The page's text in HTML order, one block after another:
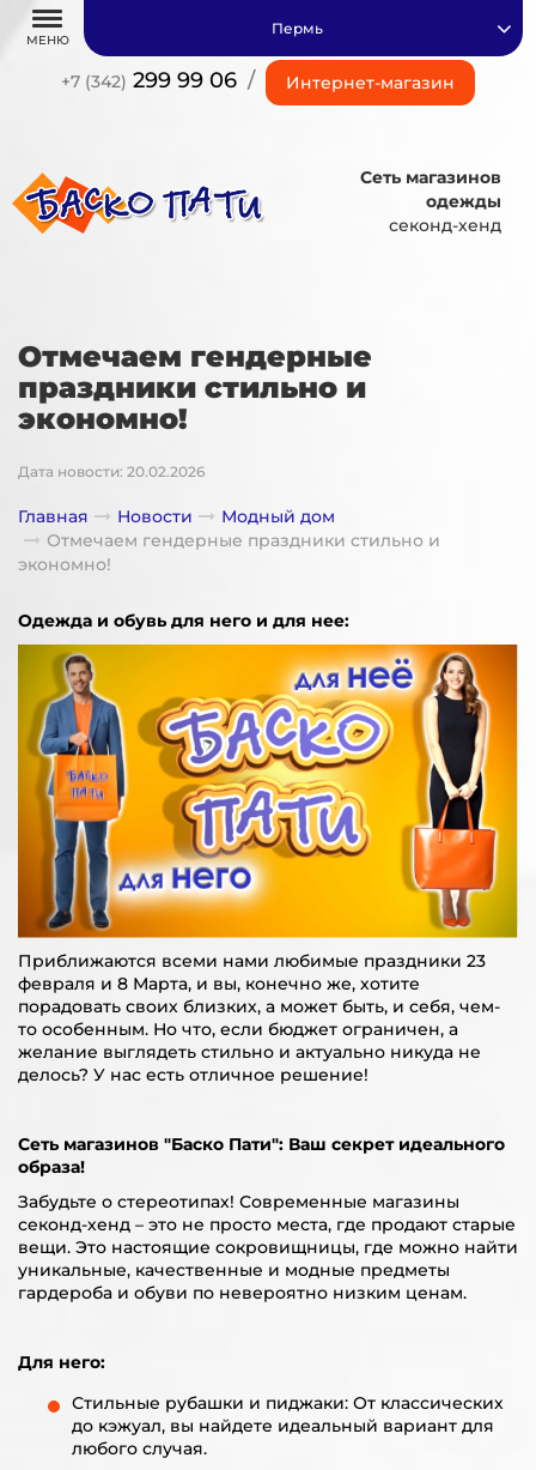
МЕНЮ
+7 (342) 299 99 06 / Интернет-магазин
Пермь
Сеть магазинов
одежды
секонд-хенд
Отмечаем гендерные
праздники стильно и
экономно!
Дата новости: 20.02.2026
Главная Новости
Модный дом
Отмечаем гендерные праздники стильно и
экономно!
Одежда и обувь для него и для нее:
Приближаются всеми нами любимые праздники 23
февраля и 8 Марта, и вы, конечно же, хотите
порадовать своих близких, а может быть, и себя, чем-
то особенным. Но что, если бюджет ограничен, а
желание выглядеть стильно и актуально никуда не
делось? У нас есть отличное решение!
Сеть магазинов "Баско Пати": Ваш секрет идеального
образа!
Забудьте о стереотипах! Современные магазины
секонд-хенд – это не просто места, где продают старые
вещи. Это настоящие сокровищницы, где можно найти
уникальные, качественные и модные предметы
гардероба и обуви по невероятно низким ценам.
Для него:
Стильные рубашки и пиджаки: От классических
до кэжуал, вы найдете идеальный вариант для
любого случая.